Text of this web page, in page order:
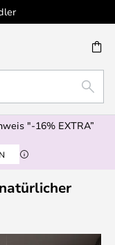
"-16% EXTRA”